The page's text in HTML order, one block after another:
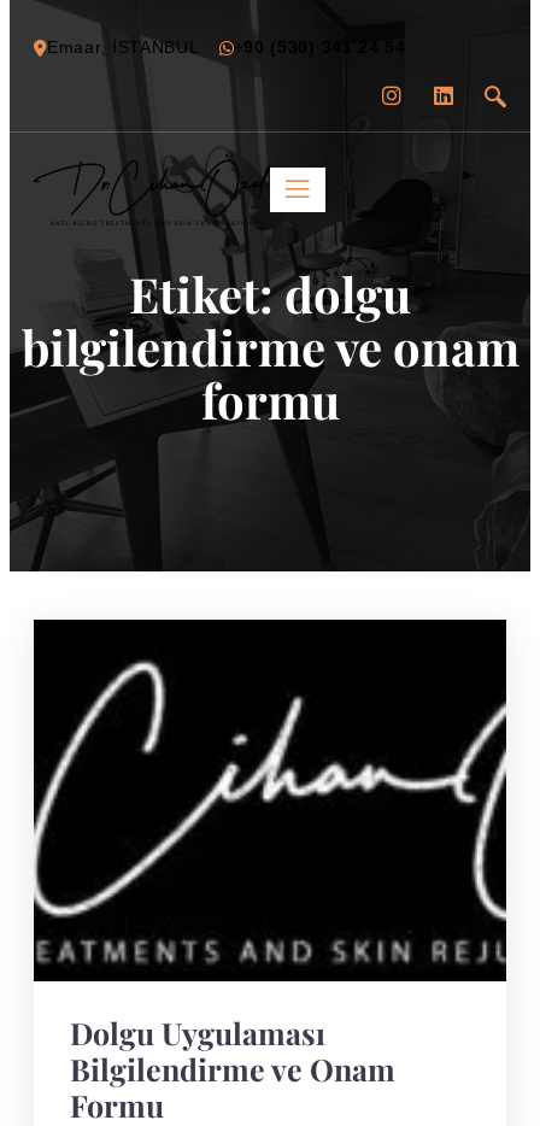
Emaar, İSTANBUL +90 (530) 341 24 54
Etiket:dolgu
bilgilendirme ve onam
formu
Dolgu Uygulaması
Bilgilendirme ve Onam
Formu